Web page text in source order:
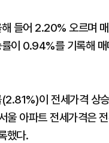
들어 2.20% 오르며
률이 0.94%를 기록해
(2.81%)이 전세가격 상
울 아파트 전세가격
했다.